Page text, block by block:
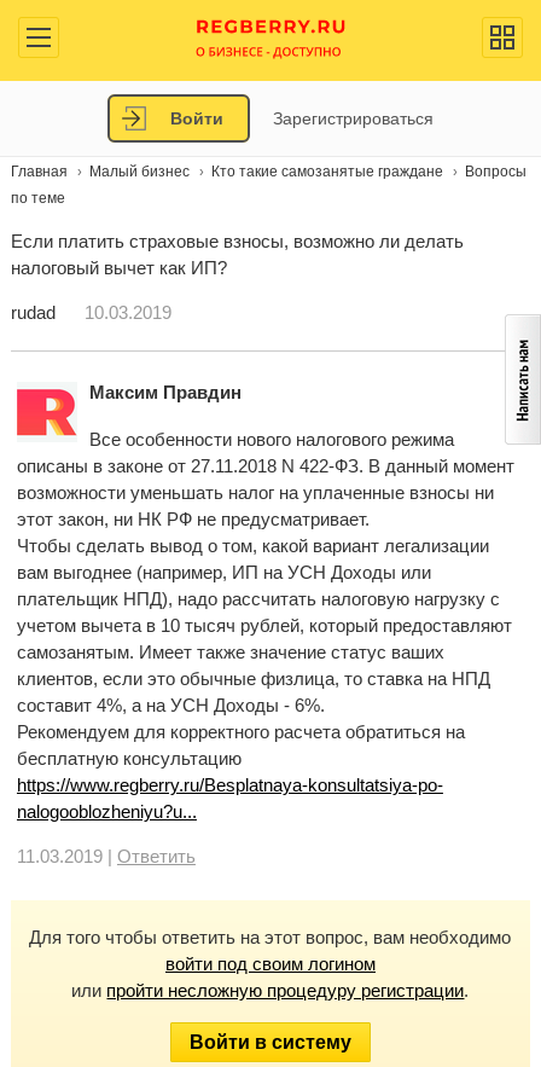
Войти Зарегистрироваться
Главная Малый бизнес Кто такие самозанятые граждане
Вопросы
по теме
Если платить страховые взносы, возможно ли делать
налоговый вычет как ИП?
rudad 10.03.2019
Максим Правдин
Все особенности нового налогового режима
описаны в законе от 27.11.2018 N 422-ФЗ. В данный момент
возможности уменьшать налог на уплаченные взносы ни
этот закон, ни НК РФ не предусматривает.
Чтобы сделать вывод о том, какой вариант легализации
вам выгоднее (например, ИП на УСН Доходы или
плательщик НПД), надо рассчитать налоговую нагрузку с
учетом вычета в 10 тысяч рублей, который предоставляют
самозанятым. Имеет также значение статус ваших
клиентов, если это обычные физлица, то ставка на НПД
составит 4%, а на УСН Доходы - 6%.
Рекомендуем для корректного расчета обратиться на
бесплатную консультацию
https://www.regberry.ru/Besplatnaya-konsultatsiya-po-
nalogooblozheniyu?u...
11.03.2019 | Ответить
Для того чтобы ответить на этот вопрос, вам необходимо
войти под своим логином
или пройти несложную процедуру регистрации.
Войти в систему